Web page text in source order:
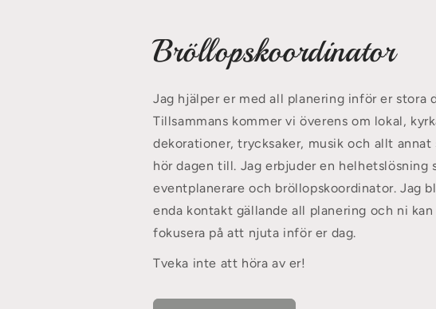
Bröllopskoordinator
Jag hjälper er med all planering inför er stora
Tillsammans kommer vi överens om lokal,
dekorationer, trycksaker, musik och allt annat
hör dagen till. Jag erbjuder en helhetslösning
eventplanerare och bröllopskoordinator. Jag
enda kontakt gällande all planering och ni kan
fokusera på att njuta inför er dag.
Tveka inte att höra av er!